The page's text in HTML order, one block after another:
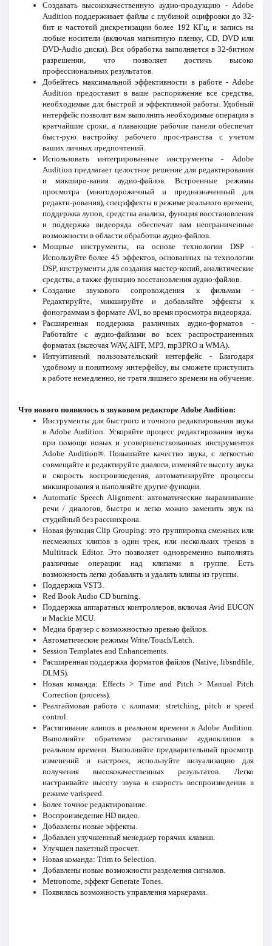
Создавать высококачественную аудио-продукцию - Adobe
Audition поддерживает файлы с глубиной оцифровки до 32-
бит и частотой дискретизации более 192 КГц, и запись на
любые носители (включая магнитную пленку, CD, DVD или
DVD-Audio диски). Вся обработка выполняется в 32-битном
разрешении, что позволяет достичь высоко
профессиональных результатов.
Добейтесь максимальной эффективности в работе - Adobe
Audition предоставит в ваше распоряжение все средства,
необходимые для быстрой и эффективной работы. Удобный
интерфейс позволит вам выполнять необходимые операции в
кратчайшие сроки, а плавающие рабочие панели обеспечат
быст-рую настройку рабочего прос-транства с учетом
ваших личных предпочтений.
Использовать интегрированные инструменты - Adobe
Audition предлагает целостное решение для редактирования
и микширо-вания аудио-файлов. Встроенные режимы
просмотра (многодорожечный и предназначенный для
редакти-рования), спецэффекты в режиме реального времени,
поддержка лупов, средства анализа, функция восстановления
и поддержка видеоряда обеспечат вам неограниченные
возможности в области обработки аудио-файлов.
Мощные инструменты, на основе технологии DSP -
Используйте более 45 эффектов, основанных на технологии
DSP, инструменты для создания мастер-копий, аналитические
средства, а также функцию восстановления аудио-файлов.
Создание звукового сопровождения к фильмам -
Редактируйте, микшируйте и добавляйте эффекты к
фонограммам в формате AVI, во время просмотра видеоряда.
Расширенная поддержка различных аудио-форматов -
Работайте с аудио-файлами во всех распространенных
форматах (включая WAV, AIFF, MP3, mp3PRO и WMA).
Интуитивный пользовательский интерфейс - Благодаря
удобному и понятному интерфейсу, вы сможете приступить
к работе немедленно, не тратя лишнего времени на обучение.
Что нового появилось в звуковом редакторе Adobe Audition:
Инструменты для быстрого и точного редактирования звука
в Adobe Audition. Ускоряйте процесс редактирования звука
при помощи новых и усовершенствованных инструментов
Adobe Audition®. Повышайте качество звука, с легкостью
совмещайте и редактируйте диалоги, изменяйте высоту звука
и скорость воспроизведения, автоматизируйте процессы
микширования и выполняйте другие функции.
Automatic Speech Alignment: автоматические выравнивание
речи / диалогов, быстро и легко можно заменить звук на
студийный без рассинхрона.
Новая функция Clip Grouping: это группировка смежных или
несмежных клипов в один трек, или нескольких треков в
Multitrack Editor. Это позволяет одновременно выполнять
различные операции над клипами в группе. Есть
возможность легко добавлять и удалять клипы из группы.
Поддержка VST3.
Red Book Audio CD burning.
Поддержка аппаратных контроллеров, включая Avid EUCON
и Mackie MCU.
Медиа браузер с возможностью превью файлов.
Автоматические режимы Write/Touch/Latch.
Session Templates and Enhancements.
Расширенная поддержка форматов файлов (Native, libsndfile,
DLMS).
Новая команда: Effects > Time and Pitch > Manual Pitch
Correction (process).
Реалтаймовая работа с клипами: stretching, pitch и speed
control.
Растягивание клипов в реальном времени в Adobe Audition.
Выполняйте обратимое растягивание аудиоклипов в
реальном времени. Выполняйте предварительный просмотр
изменений и настроек, используйте визуализацию для
получения высококачественных результатов. Легко
настраивайте высоту звука и скорость воспроизведения в
режиме varispeed.
Более точное редактирование.
Воспроизведение HD видео.
Добавлены новые эффекты.
Добавлен улучшенный менеджер горячих клавиш.
Улучшен пакетный просчет.
Новая команда: Trim to Selection.
Добавлены новые возможности разделения сигналов.
Metronome, эффект Generate Tones.
Появилась возможность управления маркерами.